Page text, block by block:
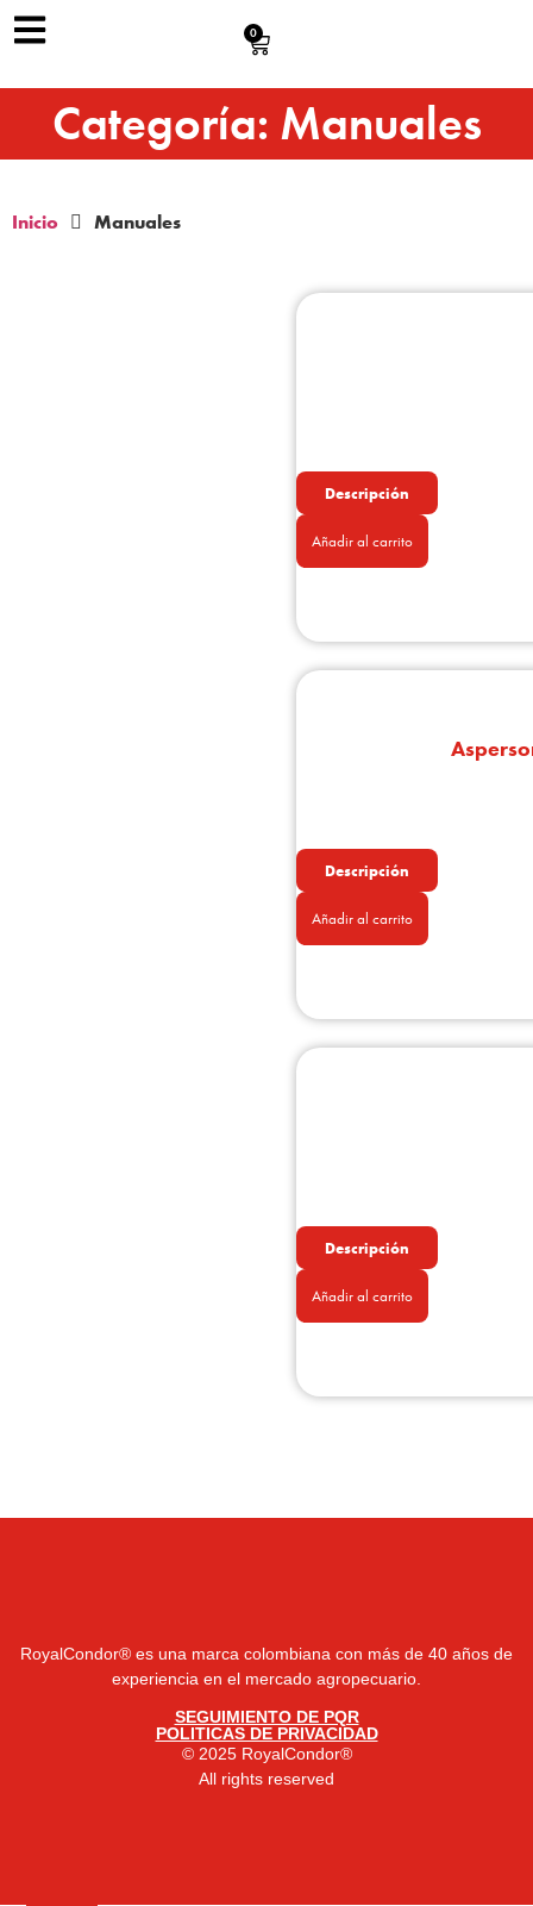
0
Categoría: Manuales
Inicio Manuales
Añadir al carrito
Descripción
Añadir al carrito
Descripción
Añadir al carrito
Descripción
RoyalCondor® es una marca colombiana con más de 40 años de
experiencia en el mercado agropecuario.
SEGUIMIENTO DE PQR
POLITICAS DE PRIVACIDAD
© 2025 RoyalCondor®
All rights reserved